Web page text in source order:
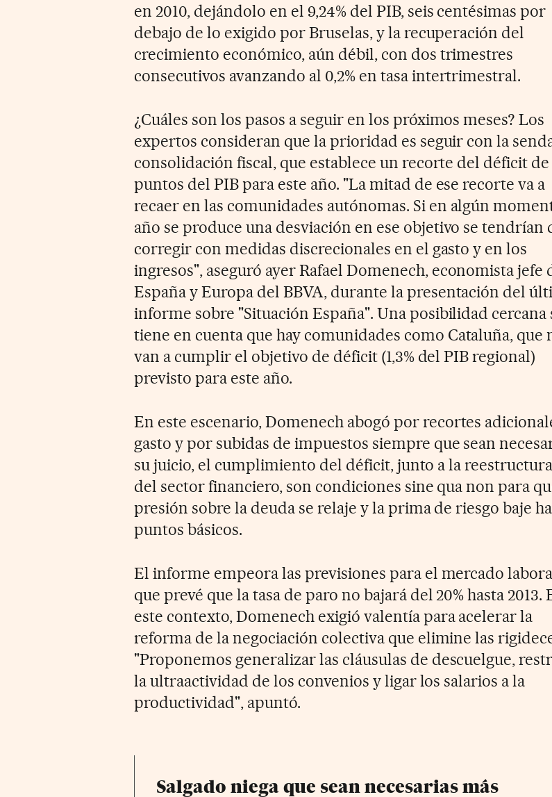
en 2010, dejándolo en el 9,24% del PIB, seis centésimas por
debajo de lo exigido por Bruselas, y la recuperación del
crecimiento económico, aún débil, con dos trimestres
consecutivos avanzando al 0,2% en tasa intertrimestral.
¿Cuáles son los pasos a seguir en los próximos meses? Los
expertos consideran que la prioridad es seguir con la
consolidación fiscal, que establece un recorte del déficit de
puntos del PIB para este año. "La mitad de ese recorte va a
recaer en las comunidades autónomas. Si en algún
año se produce una desviación en ese objetivo se tendrían
corregir con medidas discrecionales en el gasto y en los
ingresos", aseguró ayer Rafael Domenech, economista jefe
España y Europa del BBVA, durante la presentación del
informe sobre "Situación España". Una posibilidad cercana
tiene en cuenta que hay comunidades como Cataluña, que
van a cumplir el objetivo de déficit (1,3% del PIB regional)
previsto para este año.
En este escenario, Domenech abogó por recortes
gasto y por subidas de impuestos siempre que sean
su juicio, el cumplimiento del déficit, junto a la
del sector financiero, son condiciones sine qua non para
presión sobre la deuda se relaje y la prima de riesgo baje
puntos básicos.
El informe empeora las previsiones para el mercado
que prevé que la tasa de paro no bajará del 20% hasta 2013.
este contexto, Domenech exigió valentía para acelerar la
reforma de la negociación colectiva que elimine las
"Proponemos generalizar las cláusulas de descuelgue,
la ultraactividad de los convenios y ligar los salarios a la
productividad", apuntó.
Salgado niega que sean necesarias más